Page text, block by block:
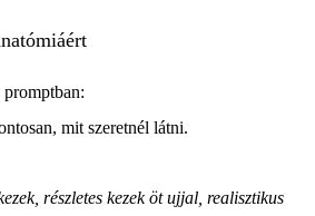
mit szeretnél látni.
részletes kezek öt ujjal, realisztikus